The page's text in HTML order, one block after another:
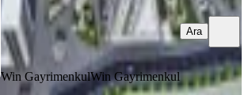
Win GayrimenkulWin Gayrimenkul
Ara